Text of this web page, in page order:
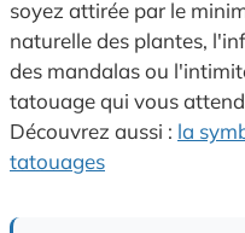
soyez attirée par le
naturelle des plantes,
des mandalas ou
tatouage qui vous
Découvrez aussi : la
tatouages